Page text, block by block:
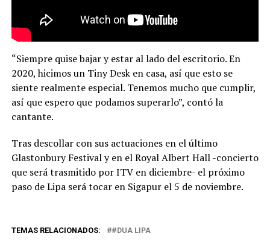
“Siempre quise bajar y estar al lado del escritorio. En
2020, hicimos un Tiny Desk en casa, así que esto se
siente realmente especial. Tenemos mucho que cumplir,
así que espero que podamos superarlo”, contó la
cantante.
Tras descollar con sus actuaciones en el último
Glastonbury Festival y en el Royal Albert Hall -concierto
que será trasmitido por ITV en diciembre- el próximo
paso de Lipa será tocar en Sigapur el 5 de noviembre.
TEMAS RELACIONADOS: #DUA LIPA